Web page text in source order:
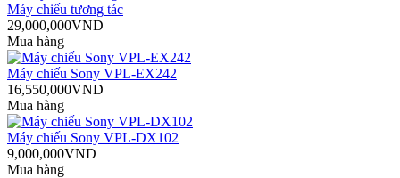
Máy chiếu tương tác
29,000,000VND
Mua hàng
Máy chiếu Sony VPL-EX242
16,550,000VND
Mua hàng
Máy chiếu Sony VPL-DX102
9,000,000VND
Mua hàng